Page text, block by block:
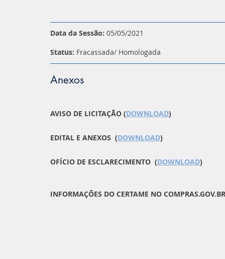
Data da Sessão: 05/05/2021
Status: Fracassada/ Homologada
Anexos
AVISO DE LICITAÇÃO (DOWNLOAD)
EDITAL E ANEXOS (DOWNLOAD)
OFÍCIO DE ESCLARECIMENTO (DOWNLOAD)
INFORMAÇÕES DO CERTAME NO